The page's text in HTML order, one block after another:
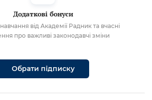
Додаткові бонуси
від Академії Радник та вчасні
про важливі законодавчі зміни
Обрати підписку